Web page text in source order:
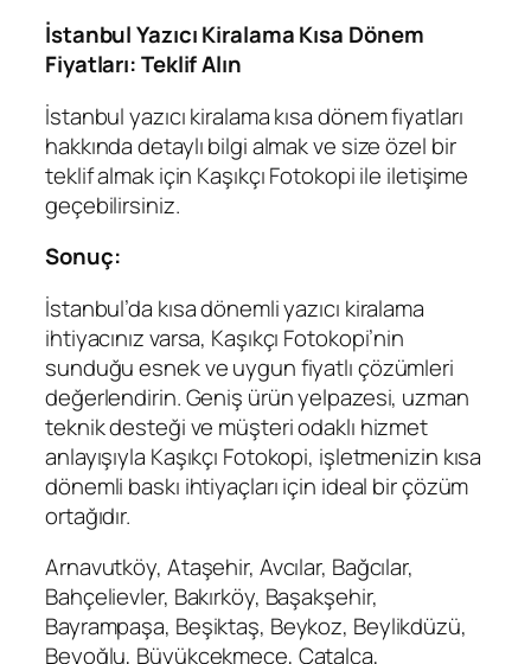
İstanbul Yazıcı Kiralama Kısa Dönem
Fiyatları: Teklif Alın
İstanbul yazıcı kiralama kısa dönem fiyatları
hakkında detaylı bilgi almak ve size özel bir
teklif almak için Kaşıkçı Fotokopi ile iletişime
geçebilirsiniz.
Sonuç:
İstanbul’da kısa dönemli yazıcı kiralama
ihtiyacınız varsa, Kaşıkçı Fotokopi’nin
sunduğu esnek ve uygun fiyatlı çözümleri
değerlendirin. Geniş ürün yelpazesi, uzman
teknik desteği ve müşteri odaklı hizmet
anlayışıyla Kaşıkçı Fotokopi, işletmenizin kısa
dönemli baskı ihtiyaçları için ideal bir çözüm
ortağıdır.
Arnavutköy, Ataşehir, Avcılar, Bağcılar,
Bahçelievler, Bakırköy, Başakşehir,
Bayrampaşa, Beşiktaş, Beykoz, Beylikdüzü,
Beyoğlu, Büyükçekmece, Çatalca,